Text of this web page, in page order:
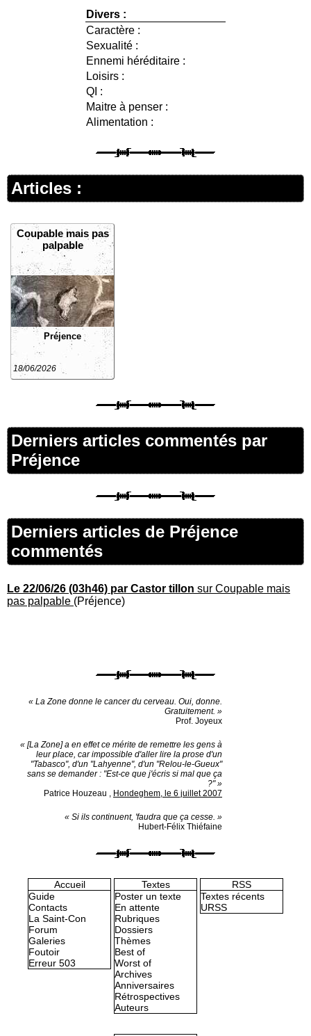
Divers :
Caractère :
Sexualité :
Ennemi héréditaire :
Loisirs :
QI :
Maitre à penser :
Alimentation :
Articles :
Coupable mais pas
palpable
Préjence
18/06/2026
Derniers articles commentés par
Préjence
Derniers articles de Préjence
commentés
Le 22/06/26 (03h46) par Castor tillon sur Coupable mais
pas palpable (Préjence)
« La Zone donne le cancer du cerveau. Oui, donne.
Gratuitement. »
Prof. Joyeux
« [La Zone] a en effet ce mérite de remettre les gens à
leur place, car impossible d'aller lire la prose d'un
"Tabasco", d'un "Lahyenne", d'un "Relou-le-Gueux"
sans se demander : "Est-ce que j'écris si mal que ça
?" »
Patrice Houzeau , Hondeghem, le 6 juillet 2007
« Si ils continuent, 'faudra que ça cesse. »
Hubert-Félix Thiéfaine
Accueil
Guide
Contacts
La Saint-Con
Forum
Galeries
Foutoir
Erreur 503
Textes
Poster un texte
En attente
Rubriques
Dossiers
Thèmes
Best of
Worst of
Archives
Anniversaires
Rétrospectives
Auteurs
RSS
Textes récents
URSS